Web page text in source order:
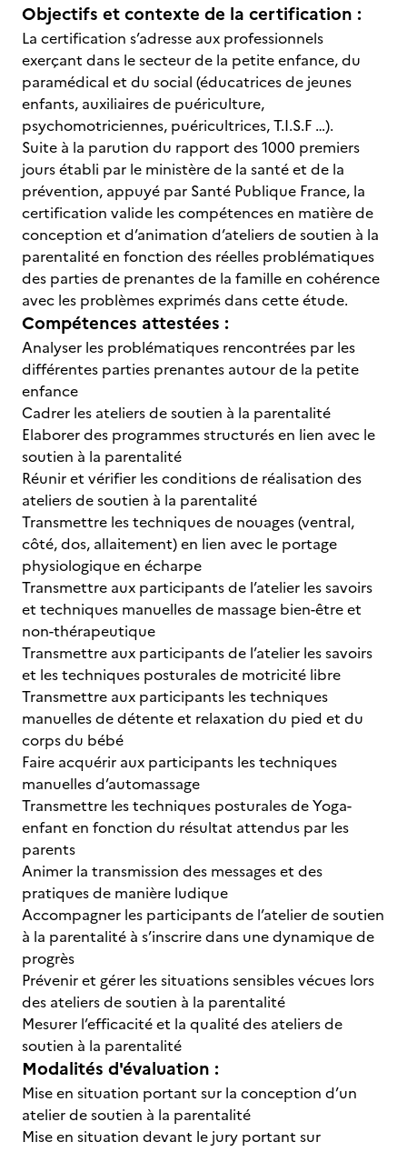
Objectifs et contexte de la certification :
La certification s’adresse aux professionnels
exerçant dans le secteur de la petite enfance, du
paramédical et du social (éducatrices de jeunes
enfants, auxiliaires de puériculture,
psychomotriciennes, puéricultrices, T.I.S.F …).
Suite à la parution du rapport des 1000 premiers
jours établi par le ministère de la santé et de la
prévention, appuyé par Santé Publique France, la
certification valide les compétences en matière de
conception et d’animation d’ateliers de soutien à la
parentalité en fonction des réelles problématiques
des parties de prenantes de la famille en cohérence
avec les problèmes exprimés dans cette étude.
Compétences attestées :
Analyser les problématiques rencontrées par les
différentes parties prenantes autour de la petite
enfance
Cadrer les ateliers de soutien à la parentalité
Elaborer des programmes structurés en lien avec le
soutien à la parentalité
Réunir et vérifier les conditions de réalisation des
ateliers de soutien à la parentalité
Transmettre les techniques de nouages (ventral,
côté, dos, allaitement) en lien avec le portage
physiologique en écharpe
Transmettre aux participants de l’atelier les savoirs
et techniques manuelles de massage bien-être et
non-thérapeutique
Transmettre aux participants de l’atelier les savoirs
et les techniques posturales de motricité libre
Transmettre aux participants les techniques
manuelles de détente et relaxation du pied et du
corps du bébé
Faire acquérir aux participants les techniques
manuelles d’automassage
Transmettre les techniques posturales de Yoga-
enfant en fonction du résultat attendus par les
parents
Animer la transmission des messages et des
pratiques de manière ludique
Accompagner les participants de l’atelier de soutien
à la parentalité à s’inscrire dans une dynamique de
progrès
Prévenir et gérer les situations sensibles vécues lors
des ateliers de soutien à la parentalité
Mesurer l’efficacité et la qualité des ateliers de
soutien à la parentalité
Modalités d'évaluation :
Mise en situation portant sur la conception d’un
atelier de soutien à la parentalité
Mise en situation devant le jury portant sur